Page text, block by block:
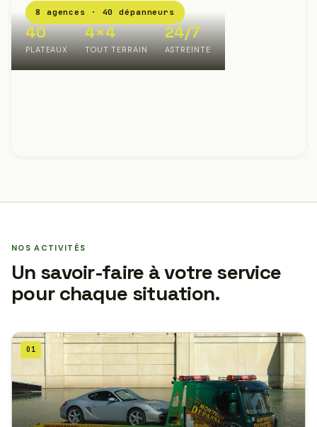
8 agences · 40 dépanneurs
40
PLATEAUX
4×4
TOUT TERRAIN
24/7
ASTREINTE
NOS ACTIVITÉS
Un savoir-faire à votre service
pour chaque situation.
01